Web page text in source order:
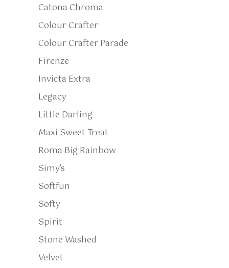
Catona Chroma
Colour Crafter
Colour Crafter Parade
Firenze
Invicta Extra
Legacy
Little Darling
Maxi Sweet Treat
Roma Big Rainbow
Simy's
Softfun
Softy
Spirit
Stone Washed
Velvet